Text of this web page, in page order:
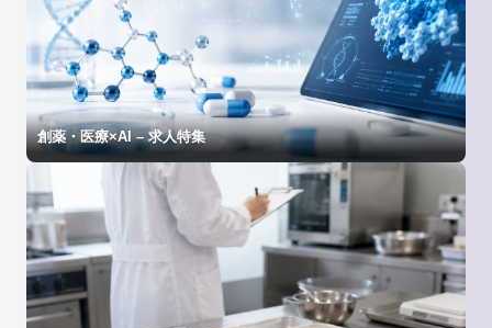
創薬・医療×AI – 求人特集